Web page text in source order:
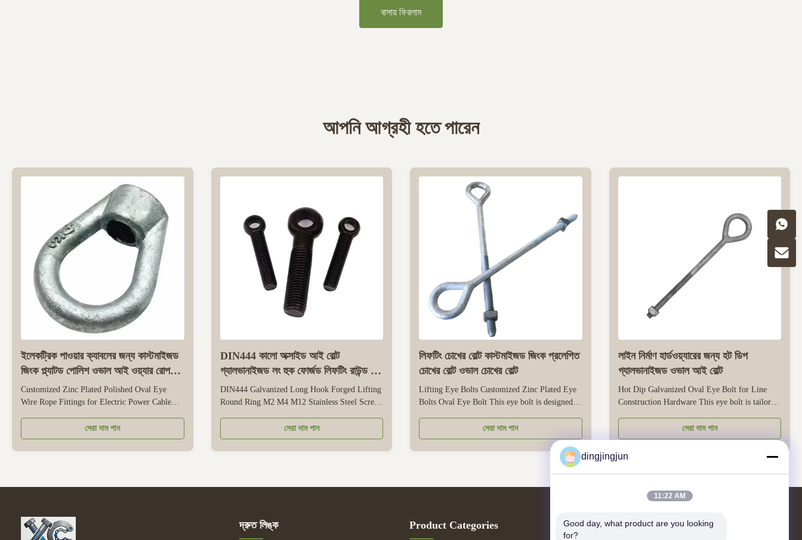
বাসায় ফিরলাম
আপনি আগ্রহী হতে পারেন
ইলেকট্রিক পাওয়ার ক্যাবলের জন্য কাস্টমাইজড
জিংক প্ল্যাটড পোলিশ ওভাল আই ওয়্যার রোপ
ফিটিং
Customized Zinc Plated Polished Oval Eye
Wire Rope Fittings for Electric Power Cable
exclusively for electric power cable connection,
securing, and routing. It offers full
customization—from oval eye size to body
সেরা দাম পান
DIN444 কালো অক্সাইড আই বোল্ট
গ্যালভানাইজড লং হুক ফোর্জড লিফটিং রাউন্ড রিং
M2 M4 M12
DIN444 Galvanized Long Hook Forged Lifting
Round Ring M2 M4 M12 Stainless Steel Screw
standard, ensuring reliable safety and
performance for small-to-medium lifting tasks.
It’s crafted from stainless steel (e.g., 304 or
সেরা দাম পান
লিফটিং চোখের বোল্ট কাস্টমাইজড জিংক প্রলেপিত
চোখের বোল্ট ওভাল চোখের বোল্ট
Lifting Eye Bolts Customized Zinc Plated Eye
Bolts Oval Eye Bolt This eye bolt is designed
that resists corrosion for both indoor and
outdoor use. Its oval eye shape ensures smooth
contact with lifting slings, shackles, or hooks,
সেরা দাম পান
লাইন নির্মাণ হার্ডওয়্যারের জন্য হট ডিপ
গ্যালভানাইজড ওভাল আই বোল্ট
Hot Dip Galvanized Oval Eye Bolt for Line
Construction Hardware This eye bolt is tailored
and telecom line installation. Made from high-
strength carbon steel, it delivers reliable load-
সেরা দাম পান
দ্রুত লিঙ্ক Product Categories আমাদের সাথে যোগাযোগ
dingjingjun
11:22 AM
Good day, what product are you looking
for?